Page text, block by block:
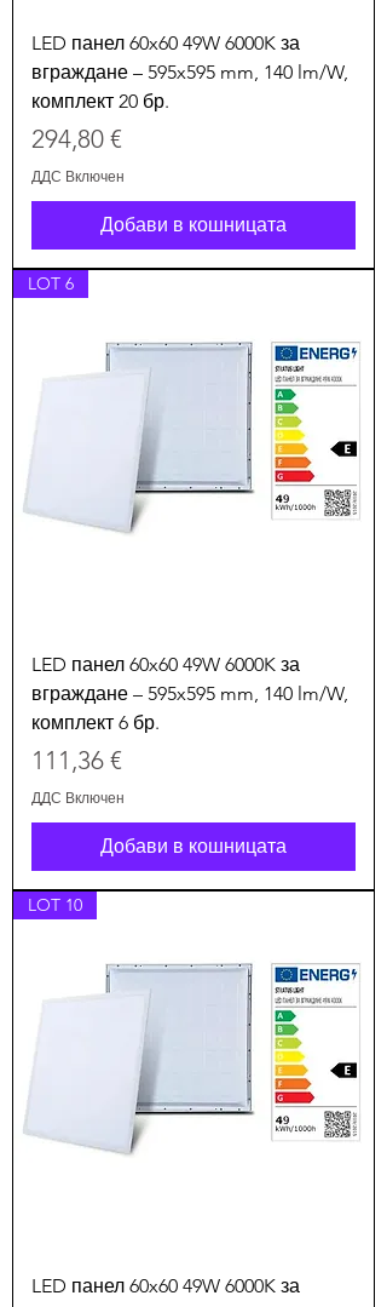
LED панел 60x60 49W 6000K за
вграждане – 595x595 mm, 140 lm/W,
комплект 20 бр.
Цена
294,80 €
ДДС Включен
Добави в кошницата
LOT 6
LED панел 60x60 49W 6000K за
вграждане – 595x595 mm, 140 lm/W,
комплект 6 бр.
Цена
111,36 €
ДДС Включен
Добави в кошницата
LOT 10
LED панел 60x60 49W 6000K за